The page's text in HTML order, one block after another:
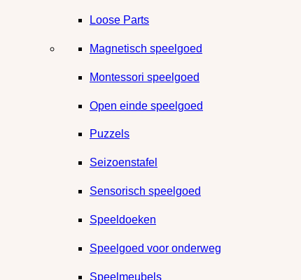
Loose Parts
Magnetisch speelgoed
Montessori speelgoed
Open einde speelgoed
Puzzels
Seizoenstafel
Sensorisch speelgoed
Speeldoeken
Speelgoed voor onderweg
Speelmeubels